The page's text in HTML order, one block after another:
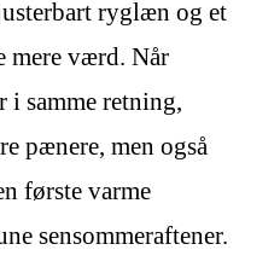
ryglæn og et
mere værd. Når
samme retning,
pænere, men også
første varme
sensommeraftener.